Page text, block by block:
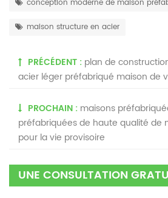
conception moderne de maison
maison structure en acier
PRÉCÉDENT : plan de
acier léger préfabriqué maison de
PROCHAIN : maisons
préfabriquées de haute qualité de
pour la vie provisoire
UNE CONSULTATION